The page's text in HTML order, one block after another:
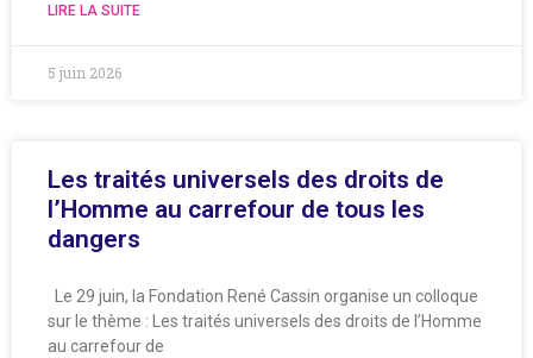
LIRE LA SUITE
5 juin 2026
Les traités universels des droits de
l’Homme au carrefour de tous les
dangers
Le 29 juin, la Fondation René Cassin organise un colloque
sur le thème : Les traités universels des droits de l’Homme
au carrefour de